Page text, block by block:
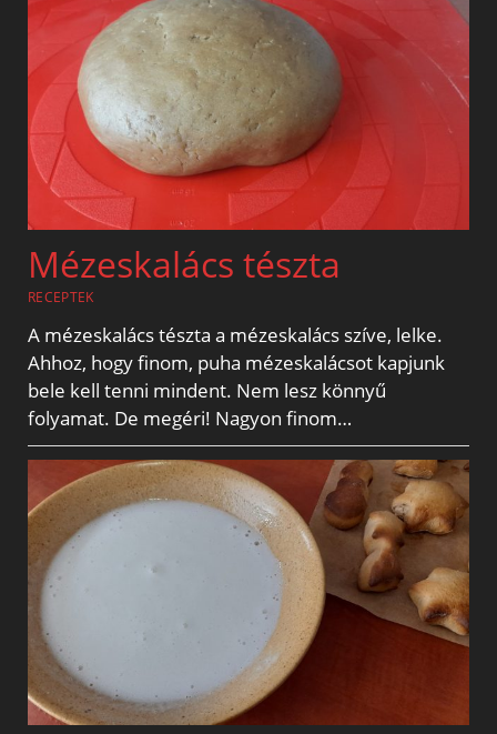
Mézeskalács tészta
RECEPTEK
A mézeskalács tészta a mézeskalács szíve, lelke.
Ahhoz, hogy finom, puha mézeskalácsot kapjunk
bele kell tenni mindent. Nem lesz könnyű
folyamat. De megéri! Nagyon finom…